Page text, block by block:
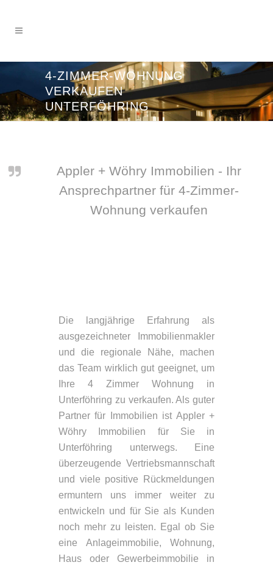
4-ZIMMER-WOHNUNG
VERKAUFEN
UNTERFÖHRING
Appler + Wöhry Immobilien - Ihr
Ansprechpartner für 4-Zimmer-
Wohnung verkaufen
Die langjährige Erfahrung als
ausgezeichneter Immobilienmakler
und die regionale Nähe, machen
das Team wirklich gut geeignet, um
Ihre 4 Zimmer Wohnung in
Unterföhring zu verkaufen. Als guter
Partner für Immobilien ist Appler +
Wöhry Immobilien für Sie in
Unterföhring unterwegs. Eine
überzeugende Vertriebsmannschaft
und viele positive Rückmeldungen
ermuntern uns immer weiter zu
entwickeln und für Sie als Kunden
noch mehr zu leisten. Egal ob Sie
eine Anlageimmobilie, Wohnung,
Haus oder Gewerbeimmobilie in